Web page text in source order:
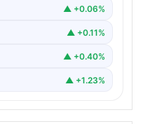
▲ +0.06%
▲ +0.11%
▲ +0.40%
▲ +1.23%